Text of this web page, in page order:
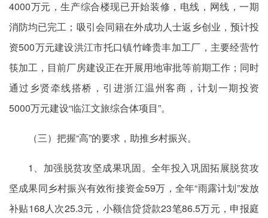
4000万元，生产综合楼现已开始装修，电线，网线，一期
消防均已完工；吸引会同籍在外成功人士返乡创业，预计投
资500万元建设洪江市托口镇竹峰贵丰加工厂，主要经营竹
筷加工，目前厂房建设正在开展用地审批等前期工作；同时
通过乡贤牵线搭桥，引进浙江温州客商，计划一期投资
5000万元建设“临江文旅综合体项目”。
（三）把握“高”的要求，助推乡村振兴。
1、加强脱贫攻坚成果巩固。全年投入巩固拓展脱贫攻
坚成果同乡村振兴有效衔接资金59万，全年“雨露计划”发放
补贴168人次25.3元，小额信贷贷款23笔86.5万元，申报庭